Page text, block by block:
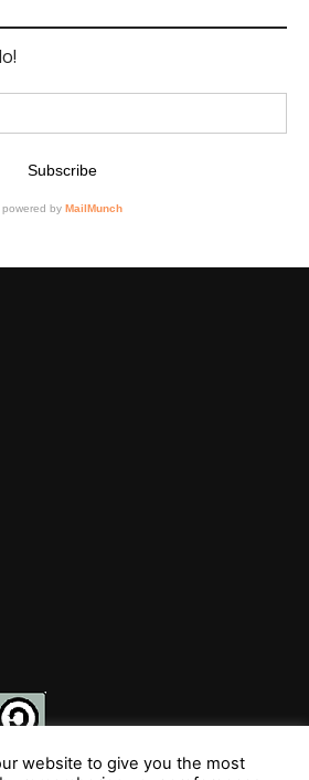
website to give you the most